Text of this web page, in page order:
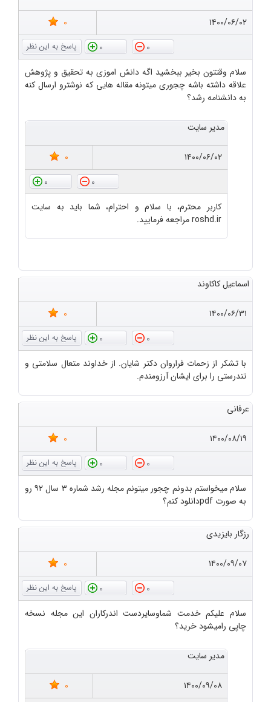
۱۴۰۰/۰۶/۰۲
0
0
0
سلام وقتتون بخیر ببخشید اگه دانش اموزی به تحقیق و پژوهش
علاقه داشته باشه چجوری میتونه مقاله هایی که نوشترو ارسال کنه
به دانشنامه رشد؟
مدیر سایت
۱۴۰۰/۰۶/۰۲
0
0
0
کاربر محترم، با سلام و احترام، شما باید به سایت
roshd.ir مراجعه فرمایید.
اسماعیل کاکاوند
۱۴۰۰/۰۶/۳۱
0
0
0
با تشکر از زحمات فراروان دکتر شایان. از خداوند متعال سلامتی و
تندرستی را برای ایشان آرزومندم.
عرفانی
۱۴۰۰/۰۸/۱۹
0
0
0
سلام میخواستم بدونم چجور میتونم مجله رشد شماره ۳ سال ۹۲ رو
به صورت pdfدانلود کنم؟
رزگار بایزیدی
۱۴۰۰/۰۹/۰۷
0
0
0
سلام علیکم خدمت شماوسایردست اندرکاران این مجله نسخه
چاپی رامیشود خرید؟
مدیر سایت
۱۴۰۰/۰۹/۰۸
0